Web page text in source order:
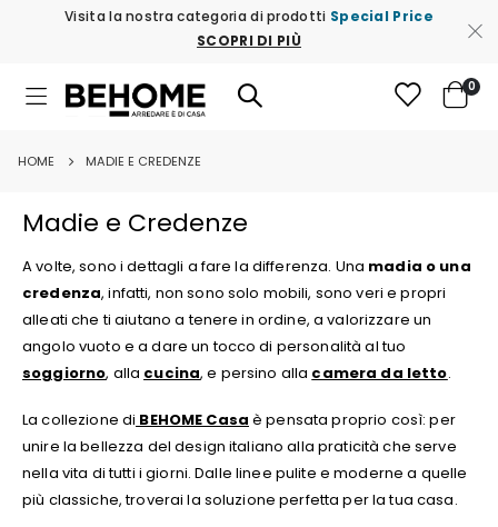
Visita la nostra categoria di prodotti Special Price
SCOPRI DI PIÙ
Toggle
Nav
Cart
0
HOME MADIE E CREDENZE
Madie e Credenze
A volte, sono i dettagli a fare la differenza. Una madia o una
credenza, infatti, non sono solo mobili, sono veri e propri
alleati che ti aiutano a tenere in ordine, a valorizzare un
angolo vuoto e a dare un tocco di personalità al tuo
soggiorno, alla cucina, e persino alla camera da letto.
La collezione di BEHOME Casa è pensata proprio così: per
unire la bellezza del design italiano alla praticità che serve
nella vita di tutti i giorni. Dalle linee pulite e moderne a quelle
più classiche, troverai la soluzione perfetta per la tua casa.